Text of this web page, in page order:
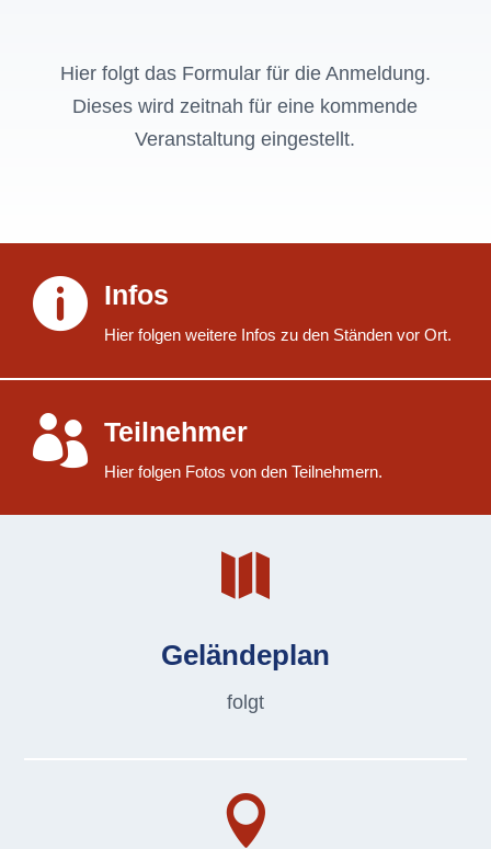
Hier folgt das Formular für die Anmeldung.
Dieses wird zeitnah für eine kommende
Veranstaltung eingestellt.
 Infos
Hier folgen weitere Infos zu den Ständen vor Ort.
 Teilnehmer
Hier folgen Fotos von den Teilnehmern.

Geländeplan
folgt
